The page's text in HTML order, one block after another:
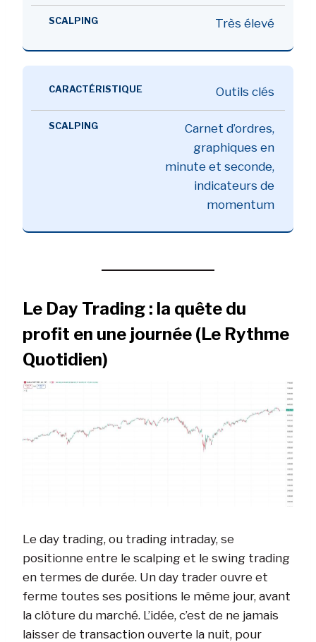
Très élevé
Outils clés
Carnet d’ordres,
graphiques en
minute et seconde,
indicateurs de
momentum
Le Day Trading : la quête du
profit en une journée (Le Rythme
Quotidien)
Le day trading, ou trading intraday, se
positionne entre le scalping et le swing trading
en termes de durée. Un day trader ouvre et
ferme toutes ses positions le même jour, avant
la clôture du marché. L’idée, c’est de ne jamais
laisser de transaction ouverte la nuit, pour